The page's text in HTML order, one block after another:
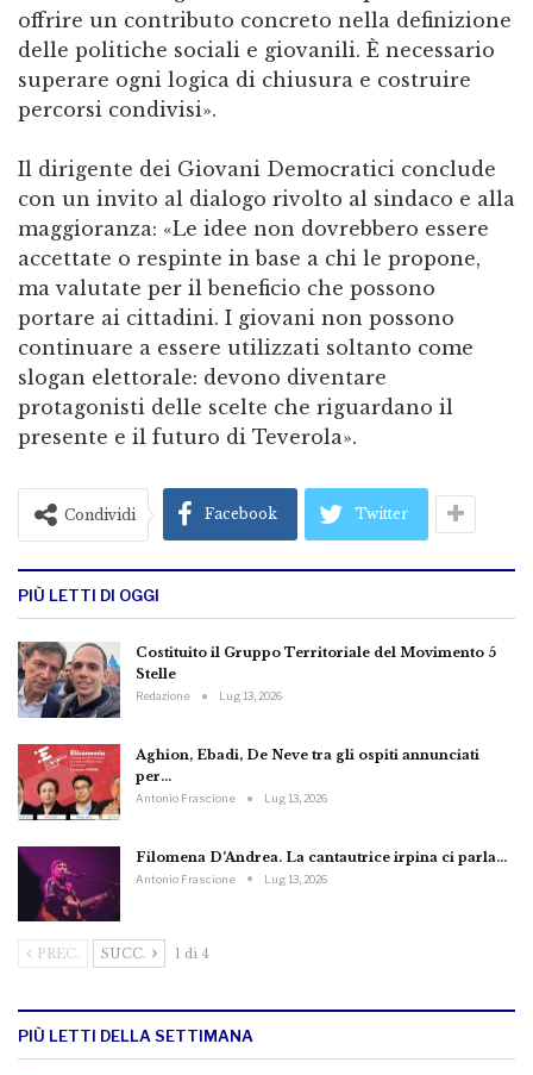
offrire un contributo concreto nella definizione
delle politiche sociali e giovanili. È necessario
superare ogni logica di chiusura e costruire
percorsi condivisi».
Il dirigente dei Giovani Democratici conclude
con un invito al dialogo rivolto al sindaco e alla
maggioranza: «Le idee non dovrebbero essere
accettate o respinte in base a chi le propone,
ma valutate per il beneficio che possono
portare ai cittadini. I giovani non possono
continuare a essere utilizzati soltanto come
slogan elettorale: devono diventare
protagonisti delle scelte che riguardano il
presente e il futuro di Teverola».
Condividi Facebook Twitter
PIÙ LETTI DI OGGI
Costituito il Gruppo Territoriale del Movimento 5
Stelle
Redazione Lug 13, 2026
Aghion, Ebadi, De Neve tra gli ospiti annunciati
per…
Antonio Frascione Lug 13, 2026
Filomena D’Andrea. La cantautrice irpina ci parla…
Antonio Frascione Lug 13, 2026
PREC. SUCC. 1 di 4
PIÙ LETTI DELLA SETTIMANA